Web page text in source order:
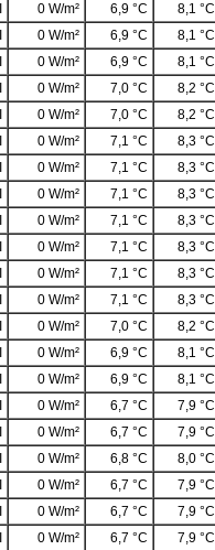
0 W/m² 6,9 °C 8,1 °C
0 W/m² 6,9 °C 8,1 °C
0 W/m² 6,9 °C 8,1 °C
0 W/m² 7,0 °C 8,2 °C
0 W/m² 7,0 °C 8,2 °C
0 W/m² 7,1 °C 8,3 °C
0 W/m² 7,1 °C 8,3 °C
0 W/m² 7,1 °C 8,3 °C
0 W/m² 7,1 °C 8,3 °C
0 W/m² 7,1 °C 8,3 °C
0 W/m² 7,1 °C 8,3 °C
0 W/m² 7,1 °C 8,3 °C
0 W/m² 7,0 °C 8,2 °C
0 W/m² 6,9 °C 8,1 °C
0 W/m² 6,9 °C 8,1 °C
0 W/m² 6,7 °C 7,9 °C
0 W/m² 6,7 °C 7,9 °C
0 W/m² 6,8 °C 8,0 °C
0 W/m² 6,7 °C 7,9 °C
0 W/m² 6,7 °C 7,9 °C
0 W/m² 6,7 °C 7,9 °C